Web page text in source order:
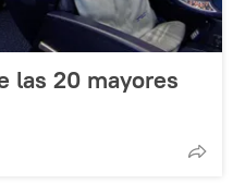
las 20 mayores